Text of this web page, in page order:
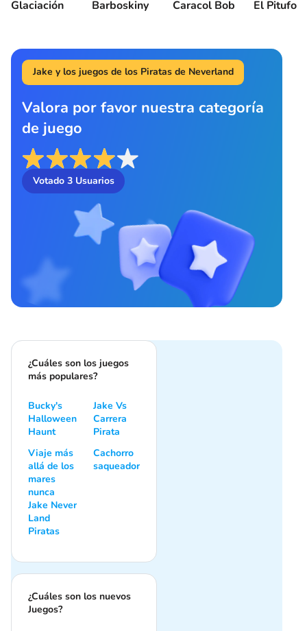
Glaciación Barboskiny Caracol Bob El Pitufo
Jake y los juegos de los Piratas de Neverland
Valora por favor nuestra categoría
de juego
Votado 3Usuarios
¿Cuáles son los juegos
más populares?
Bucky's
Halloween
Haunt
Jake Vs
Carrera
Pirata
Viaje más
allá de los
mares
nunca
Jake Never
Land
Piratas
Cachorro
saqueador
¿Cuáles son los nuevos
Juegos?